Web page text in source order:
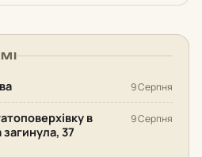
9 Серпня
в
37
9 Серпня